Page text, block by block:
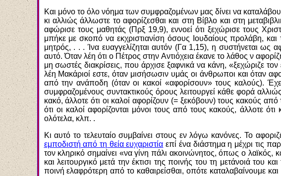
Και μόνο το όλο νόημα των συμφραζομένων μας δίνει να
κι αλλιώς άλλωστε το αφορίζεσθαι και στη Βίβλο και στη
αφώρισε τους μαθητάς (Πρξ 19,9), εννοεί ότι ξεχώρισε τους
μπήκε με σκοπό να εκχριστιανίση όσους Ιουδαίους προλάβη,
μητρός, . . . Ίνα ευαγγελίζηται αυτόν (Γα 1,15), η συστήνεται ως
αυτό. Όταν λέη ότι ο Πέτρος στην Αντιόχεια έκανε το λάθος ν
μη σωστές διακρίσεις, που άρχισε ξαφνικά να κάνη, «ξεχώριζε
λέη Μακάριοί εστε, όταν μισήσωσιν υμάς οι άνθρωποι και όταν
από την ανάποδη (όταν οι κακοί «αφορίσουν» τους καλούς).
συμφραζομένους συντακτικούς όρους λειτουργεί κάθε φορά
κακό, άλλοτε ότι οι καλοί αφορίζουν (= ξεκόβουν) τους κακούς
ότι οι καλοί αφορίζονται μόνοι τους από τους κακούς, άλλοτε
ολότελα, κλπ. .
Κι αυτό το τελευταίο συμβαίνει στους εν λόγω κανόνες. Το
εμποδιστή από τη θεία ευχαριστία επί ένα διάστημα η μέχρι τις
τον κληρικό σημαίνει «να γίνη πάλι ακοινώνητος, όπως ο
και λειτουργικό μετά την έκτισι της ποινής του τη μετάνοιά του
ποινή ελαφρότερη από το καθαιρείσθαι, οπότε καταλαβαίνουμε